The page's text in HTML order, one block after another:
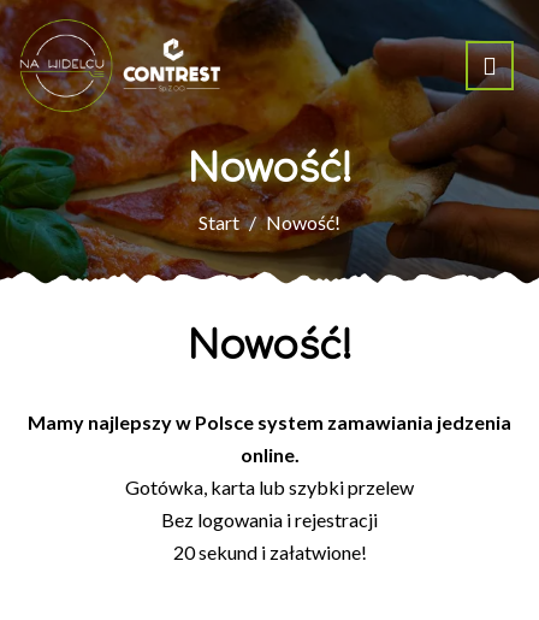
Nowość!
Start Nowość!
Nowość!
Mamy najlepszy w Polsce system zamawiania jedzenia
online.
Gotówka, karta lub szybki przelew
Bez logowania i rejestracji
20 sekund i załatwione!